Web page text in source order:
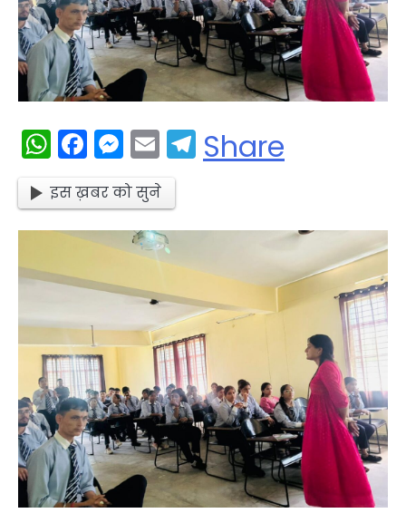
WhatsApp
Facebook
Messenger
EmailTelegram
Share
इस ख़बर को सुने